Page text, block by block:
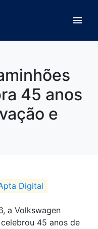
menu
45 anos
e
Digital
a Volkswagen
45 anos de